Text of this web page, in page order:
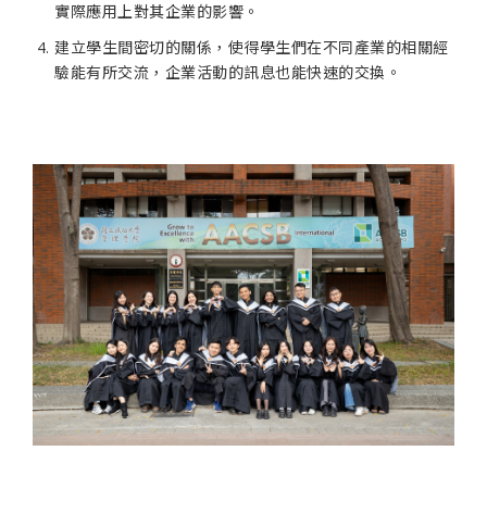
實際應用上對其企業的影響。
建立學生間密切的關係，使得學生們在不同產業的相關經
驗能有所交流，企業活動的訊息也能快速的交換。